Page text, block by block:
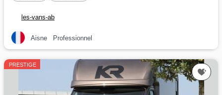
les-vans-ab
Aisne Professionnel
PRESTIGE